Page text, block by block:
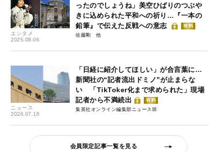
エンタメ
2025.08.06
ったのでしょうね」美空ひばりのつぶや
きに込められた平和への祈り…『一本の
鉛筆』で伝えた反戦への意志
有料
佐藤剛
ニュース
2026.07.18
「日経に紹介してほしい」が合言葉に…
新聞社の“記者流出ドミノ”が止まらな
い 「TikToker化まで求められた」現場
記者から不満続出
有料
集英社オンライン編集部ニュース班
会員限定記事一覧を見る